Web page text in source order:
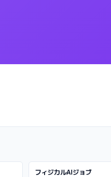
フィジカルAIジョブ